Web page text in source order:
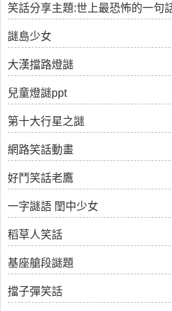
笑話分享主題:世上最恐怖的一句
謎島少女
大漢擋路燈謎
兒童燈謎ppt
第十大行星之謎
網路笑話動畫
好鬥笑話老鷹
一字謎語 閨中少女
稻草人笑話
基座艙段謎題
擋子彈笑話